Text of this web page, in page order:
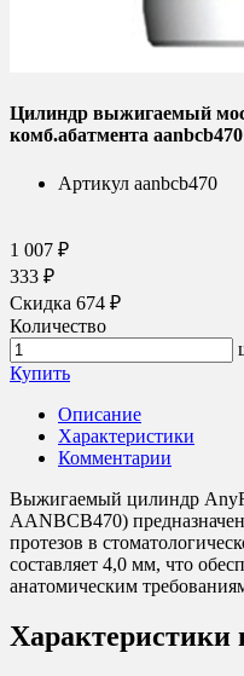
Цилиндр выжигаемый
комб.абатмента aanbcb470
Артикул aanbcb470
1 007 ₽
333 ₽
Скидка 674 ₽
Количество
Купить
Описание
Характеристики
Комментарии
Выжигаемый цилиндр
AANBCB470)
протезов в
составляет 4,0 мм, что
анатомическим